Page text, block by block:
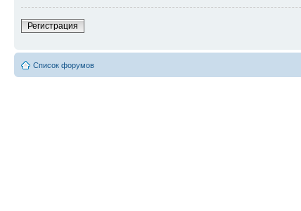
Регистрация
Список форумов